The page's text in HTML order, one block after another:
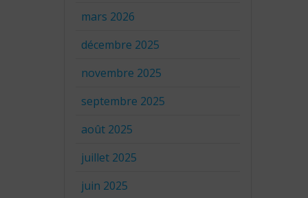
mars 2026
décembre 2025
novembre 2025
septembre 2025
août 2025
juillet 2025
juin 2025